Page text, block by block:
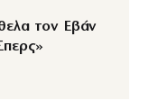
τον Εβάν